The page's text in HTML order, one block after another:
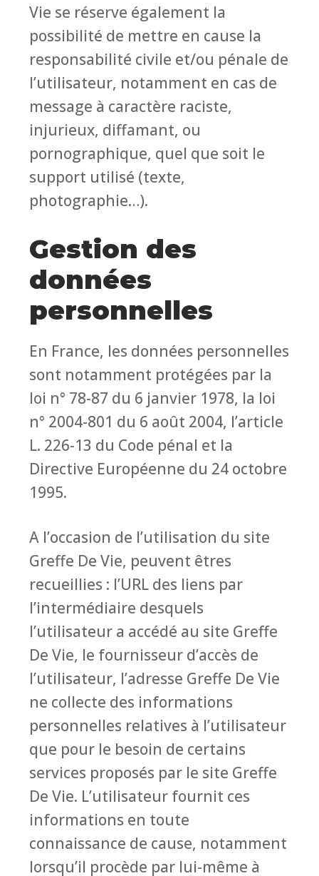
Vie se réserve également la
possibilité de mettre en cause la
responsabilité civile et/ou pénale de
l’utilisateur, notamment en cas de
message à caractère raciste,
injurieux, diffamant, ou
pornographique, quel que soit le
support utilisé (texte,
photographie…).
Gestion des
données
personnelles
En France, les données personnelles
sont notamment protégées par la
loi n° 78-87 du 6 janvier 1978, la loi
n° 2004-801 du 6 août 2004, l’article
L. 226-13 du Code pénal et la
Directive Européenne du 24 octobre
1995.
A l’occasion de l’utilisation du site
Greffe De Vie, peuvent êtres
recueillies : l’URL des liens par
l’intermédiaire desquels
l’utilisateur a accédé au site Greffe
De Vie, le fournisseur d’accès de
l’utilisateur, l’adresse Greffe De Vie
ne collecte des informations
personnelles relatives à l’utilisateur
que pour le besoin de certains
services proposés par le site Greffe
De Vie. L’utilisateur fournit ces
informations en toute
connaissance de cause, notamment
lorsqu’il procède par lui-même à